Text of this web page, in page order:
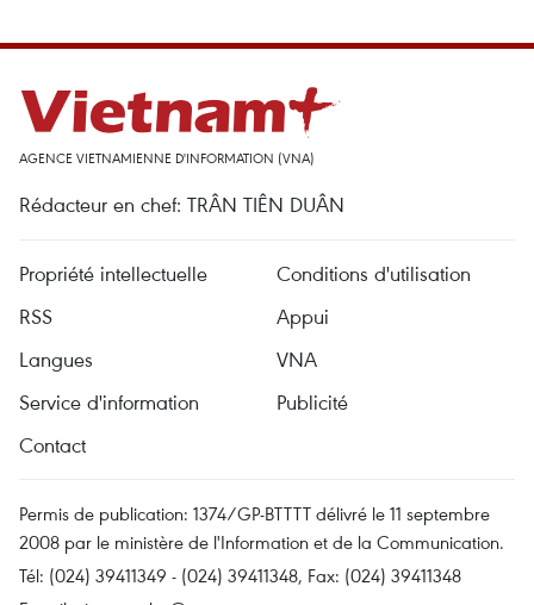
AGENCE VIETNAMIENNE D'INFORMATION (VNA)
Rédacteur en chef: TRÂN TIÊN DUÂN
Propriété intellectuelle
Conditions d'utilisation
RSS
Appui
Langues
VNA
Service d'information
Publicité
Contact
Permis de publication: 1374/GP-BTTTT délivré le 11 septembre
2008 par le ministère de l'Information et de la Communication.
Tél: (024) 39411349 - (024) 39411348, Fax: (024) 39411348